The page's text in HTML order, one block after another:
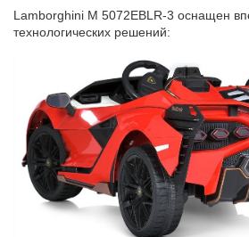
Lamborghini M 5072EBLR-3 оснащен
технологических решений: